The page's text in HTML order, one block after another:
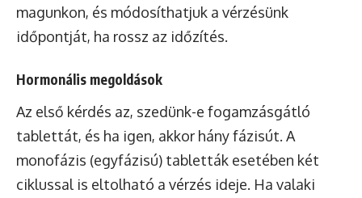
magunkon, és módosíthatjuk a vérzésünk
időpontját, ha rossz az időzítés.
Hormonális megoldások
Az első kérdés az, szedünk-e fogamzásgátló
tablettát, és ha igen, akkor hány fázisút. A
monofázis (egyfázisú) tabletták esetében két
ciklussal is eltolható a vérzés ideje. Ha valaki